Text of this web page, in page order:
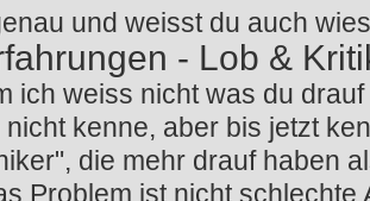
und weisst du auch
- Lob &
ich weiss nicht was du
kenne, aber bis jetzt
die mehr drauf haben
Problem ist nicht schlechte